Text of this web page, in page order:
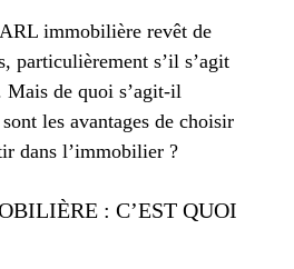
immobilière revêt de
particulièrement s’il s’agit
de quoi s’agit-il
les avantages de choisir
dans l’immobilier ?
: C’EST QUOI